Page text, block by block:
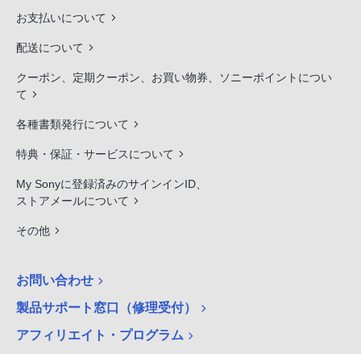
お支払いについて
配送について
クーポン、定期クーポン、お買い物券、ソニーポイントについ
て
各種書類発行について
特典・保証・サービスについて
My Sonyに登録済みのサインインID、
ストアメールについて
その他
お問い合わせ
製品サポート窓口（修理受付）
アフィリエイト・プログラム